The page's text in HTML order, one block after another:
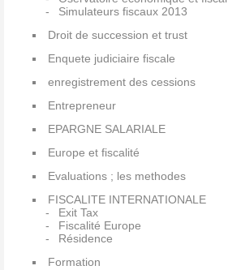
Simulateurs fiscaux 2013
Droit de succession et trust
Enquete judiciaire fiscale
enregistrement des cessions
Entrepreneur
EPARGNE SALARIALE
Europe et fiscalité
Evaluations ; les methodes
FISCALITE INTERNATIONALE
Exit Tax
Fiscalité Europe
Résidence
Formation